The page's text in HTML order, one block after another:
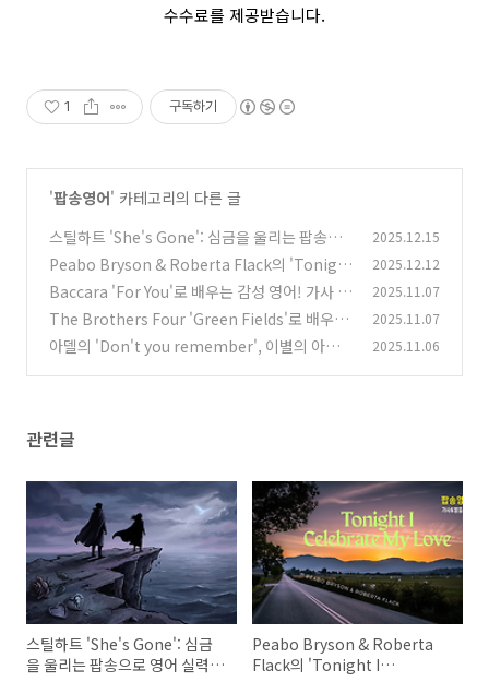
수수료를 제공받습니다.
1 구독하기
'팝송영어' 카테고리의 다른 글
스틸하트 'She's Gone': 심금을 울리는 팝송으
로 영어 실력 불태우기🔥
(2)
2025.12.15
Peabo Bryson & Roberta Flack의 'Tonigh
t I Celebrate My Love' 가사 완벽 분석 - 밤새
도록 영어 실력 UP!
2025.12.12
Baccara 'For You'로 배우는 감성 영어! 가사 해
석부터 실용 표현까지 (0)
2025.11.07
The Brothers Four 'Green Fields'로 배우는
아련한 영어 표현: 추억 속 영어를 깨우다! (0)
2025.11.07
아델의 'Don't you remember', 이별의 아픔
2025.11.06
관련글
스틸하트 'She's Gone': 심금
을 울리는 팝송으로 영어 실력
Peabo Bryson & Roberta
Flack의 'Tonight I